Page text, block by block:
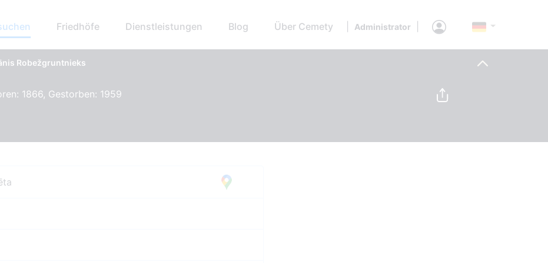
Friedhöfe Dienstleistungen Blog Über Cemety Administrator
Robežgruntnieks
1866, Gestorben: 1959